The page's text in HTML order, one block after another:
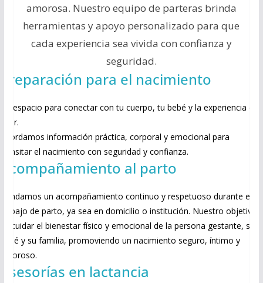
amorosa. Nuestro equipo de parteras brinda
herramientas y apoyo personalizado para que
cada experiencia sea vivida con confianza y
seguridad.
Preparación para el nacimiento
Un espacio para conectar con tu cuerpo, tu bebé y la experiencia de
parir.
Abordamos información práctica, corporal y emocional para
transitar el nacimiento con seguridad y confianza.
Acompañamiento al parto
Brindamos un acompañamiento continuo y respetuoso durante el
trabajo de parto, ya sea en domicilio o institución. Nuestro objetivo
es cuidar el bienestar físico y emocional de la persona gestante, su
bebé y su familia, promoviendo un nacimiento seguro, íntimo y
amoroso.
Asesorías en lactancia